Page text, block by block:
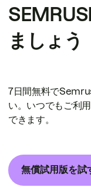
ましょう
7日間無料で
い。いつでもご利
できます。
無償試用版を試